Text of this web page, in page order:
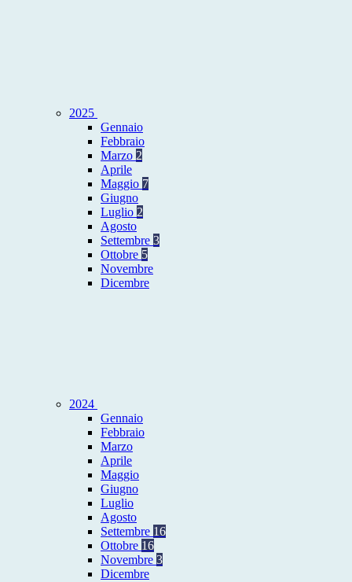
2025
Gennaio
Febbraio
Marzo 2
Aprile
Maggio 7
Giugno
Luglio 2
Agosto
Settembre 3
Ottobre 5
Novembre
Dicembre
2024
Gennaio
Febbraio
Marzo
Aprile
Maggio
Giugno
Luglio
Agosto
Settembre 16
Ottobre 16
Novembre 3
Dicembre